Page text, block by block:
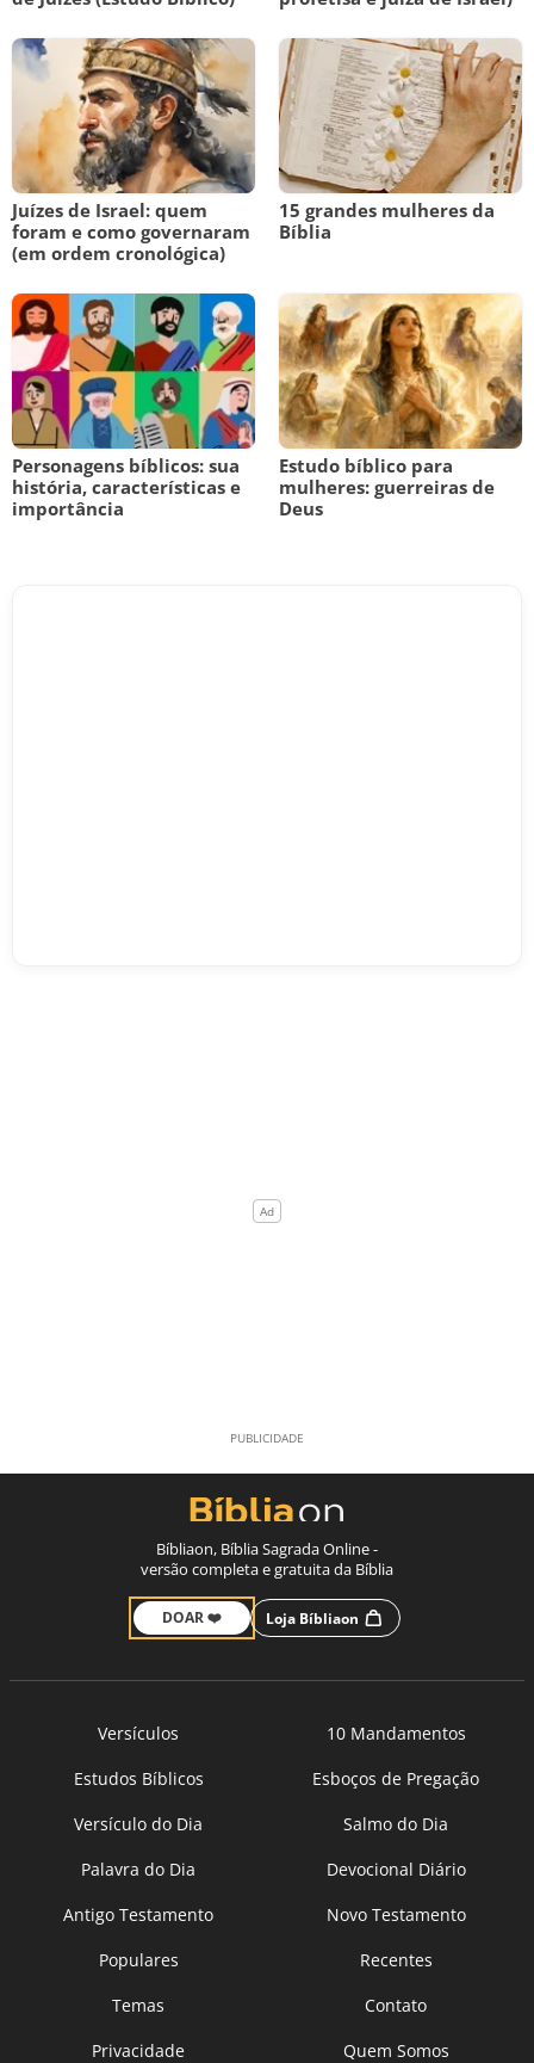
Juízes de Israel: quem
foram e como governaram
(em ordem cronológica)
15 grandes mulheres da
Bíblia
Personagens bíblicos: sua
história, características e
importância
Estudo bíblico para
mulheres: guerreiras de
Deus
Bíbliaon, Bíblia Sagrada Online -
versão completa e gratuita da Bíblia
DOAR ❤️ Loja Bíbliaon
Versículos
10 Mandamentos
Estudos Bíblicos
Esboços de Pregação
Versículo do Dia
Salmo do Dia
Palavra do Dia
Devocional Diário
Antigo Testamento
Novo Testamento
Populares
Recentes
Temas
Contato
Privacidade
Quem Somos